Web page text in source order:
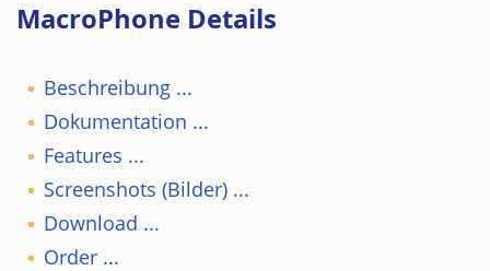
MacroPhone Details
Beschreibung ...
Dokumentation ...
Features ...
Screenshots (Bilder) ...
Download ...
Order ...